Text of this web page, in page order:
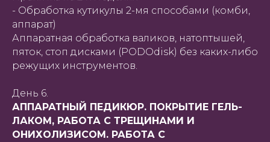
- Обработка кутикулы 2-мя способами (комби,
аппарат)
Аппаратная обработка валиков, натоптышей,
пяток, стоп дисками (PODOdisk) без каких-либо
режущих инструментов.
День 6.
АППАРАТНЫЙ ПЕДИКЮР. ПОКРЫТИЕ ГЕЛЬ-
ЛАКОМ, РАБОТА С ТРЕЩИНАМИ И
ОНИХОЛИЗИСОМ. РАБОТА С